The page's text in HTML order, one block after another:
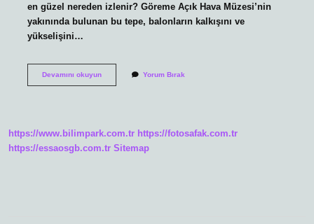
en güzel nereden izlenir? Göreme Açık Hava Müzesi’nin
yakınında bulunan bu tepe, balonların kalkışını ve
yükselişini…
Devamını okuyunKapadokya Yorum Bırak
https://www.bilimpark.com.tr https://fotosafak.com.tr
https://essaosgb.com.tr Sitemap